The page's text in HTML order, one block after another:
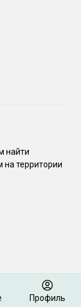
найти
территории
Профиль